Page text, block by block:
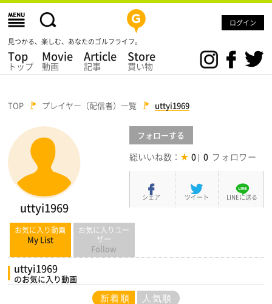
ログイン
見つかる、楽しむ、あなたのゴルフライフ。
Top
トップ
Movie
動画
Article
記事
Store
買い物
TOP プレイヤー（配信者）一覧 uttyi1969
uttyi1969
フォローする
総いいね数： 0 0
シェア ツイート LINEに送る
お気に入り動画
My List
お気に入りユー
ザー
Follow
uttyi1969
のお気に入り動画
新着順 人気順